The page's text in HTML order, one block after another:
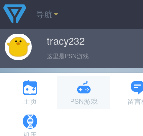
导航
tracy232
这里是PSN游戏
主页 PSN游戏 留言